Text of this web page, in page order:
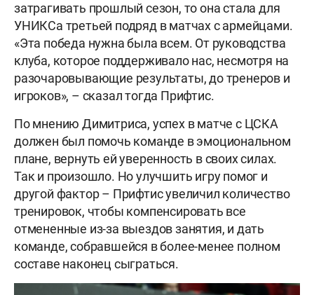
затрагивать прошлый сезон, то она стала для
УНИКСа третьей подряд в матчах с армейцами.
«Эта победа нужна была всем. От руководства
клуба, которое поддерживало нас, несмотря на
разочаровывающие результаты, до тренеров и
игроков», – сказал тогда Прифтис.
По мнению Димитриса, успех в матче с ЦСКА
должен был помочь команде в эмоциональном
плане, вернуть ей уверенность в своих силах.
Так и произошло. Но улучшить игру помог и
другой фактор – Прифтис увеличил количество
тренировок, чтобы компенсировать все
отмененные из-за выездов занятия, и дать
команде, собравшейся в более-менее полном
составе наконец сыграться.